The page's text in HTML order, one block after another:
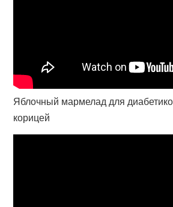
Яблочный мармелад для
корицей